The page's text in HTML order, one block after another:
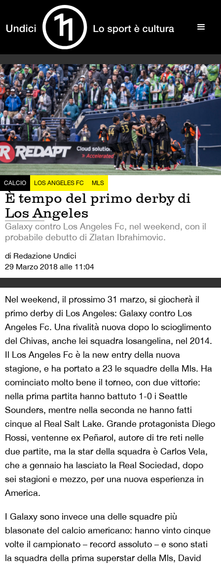
CALCIO LOS ANGELES FC MLS
È tempo del primo derby di
Los Angeles
Galaxy contro Los Angeles Fc, nel weekend, con il
probabile debutto di Zlatan Ibrahimovic.
di Redazione Undici
29 Marzo 2018 alle 11:04
Nel weekend, il prossimo 31 marzo, si giocherà il
primo derby di Los Angeles: Galaxy contro Los
Angeles Fc. Una rivalità nuova dopo lo scioglimento
del Chivas, anche lei squadra losangelina, nel 2014.
Il Los Angeles Fc è la new entry della nuova
stagione, e ha portato a 23 le squadre della Mls. Ha
cominciato molto bene il torneo, con due vittorie:
nella prima partita hanno battuto 1-0 i Seattle
Sounders, mentre nella seconda ne hanno fatti
cinque al Real Salt Lake. Grande protagonista Diego
Rossi, ventenne ex Peñarol, autore di tre reti nelle
due partite, ma la star della squadra è Carlos Vela,
che a gennaio ha lasciato la Real Sociedad, dopo
sei stagioni e mezzo, per una nuova esperienza in
America.
I Galaxy sono invece una delle squadre più
blasonate del calcio americano: hanno vinto cinque
volte il campionato – record assoluto – e sono stati
la squadra della prima superstar della Mls, David